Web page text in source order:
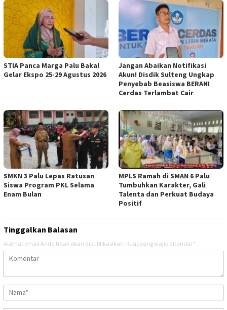
STIA Panca Marga Palu Bakal
Gelar Ekspo 25-29 Agustus 2026
Jangan Abaikan Notifikasi
Akun! Disdik Sulteng Ungkap
Penyebab Beasiswa BERANI
Cerdas Terlambat Cair
SMKN 3 Palu Lepas Ratusan
Siswa Program PKL Selama
Enam Bulan
MPLS Ramah di SMAN 6 Palu
Tumbuhkan Karakter, Gali
Talenta dan Perkuat Budaya
Positif
Tinggalkan Balasan
Alamat email Anda tidak akan dipublikasikan. Ruas yang wajib ditandai *